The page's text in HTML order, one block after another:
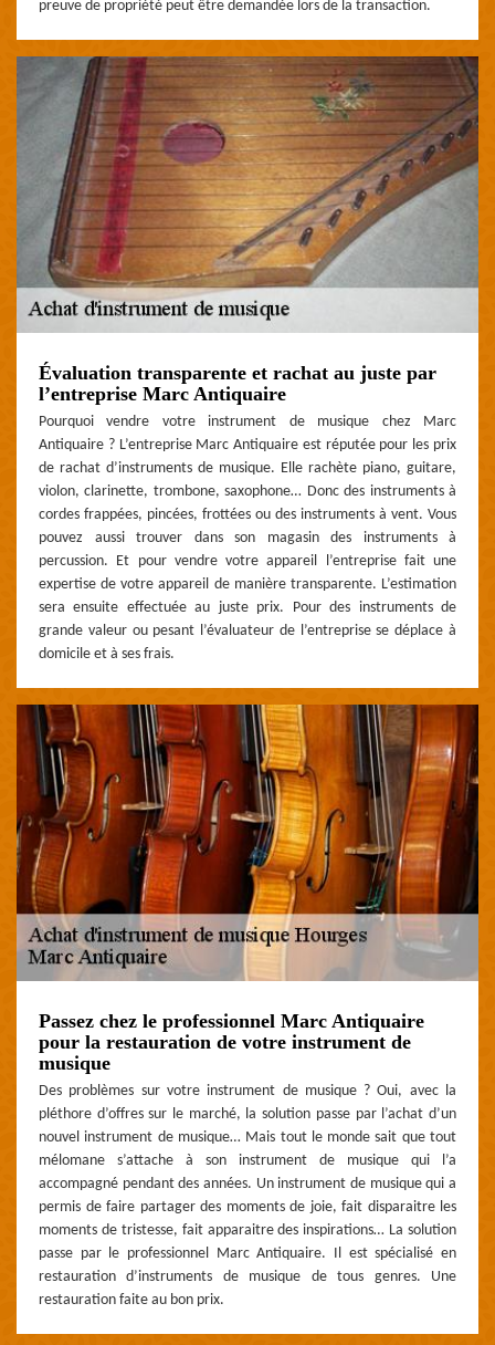
preuve de propriété peut être demandée lors de la transaction.
Évaluation transparente et rachat au juste par
l’entreprise Marc Antiquaire
Pourquoi vendre votre instrument de musique chez Marc
Antiquaire ? L’entreprise Marc Antiquaire est réputée pour les prix
de rachat d’instruments de musique. Elle rachète piano, guitare,
violon, clarinette, trombone, saxophone… Donc des instruments à
cordes frappées, pincées, frottées ou des instruments à vent. Vous
pouvez aussi trouver dans son magasin des instruments à
percussion. Et pour vendre votre appareil l’entreprise fait une
expertise de votre appareil de manière transparente. L’estimation
sera ensuite effectuée au juste prix. Pour des instruments de
grande valeur ou pesant l’évaluateur de l’entreprise se déplace à
domicile et à ses frais.
Passez chez le professionnel Marc Antiquaire
pour la restauration de votre instrument de
musique
Des problèmes sur votre instrument de musique ? Oui, avec la
pléthore d’offres sur le marché, la solution passe par l’achat d’un
nouvel instrument de musique… Mais tout le monde sait que tout
mélomane s’attache à son instrument de musique qui l’a
accompagné pendant des années. Un instrument de musique qui a
permis de faire partager des moments de joie, fait disparaitre les
moments de tristesse, fait apparaitre des inspirations… La solution
passe par le professionnel Marc Antiquaire. Il est spécialisé en
restauration d’instruments de musique de tous genres. Une
restauration faite au bon prix.